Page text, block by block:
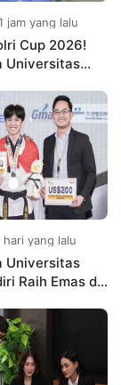
jam yang lalu
Cup 2026!
Universitas
di Kejurnas
hari yang lalu
Universitas
Raih Emas di
2026